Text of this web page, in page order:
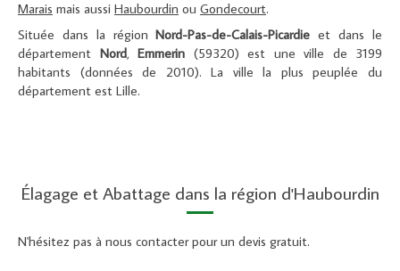
Marais mais aussi Haubourdin ou Gondecourt.
Située dans la régionNord-Pas-de-Calais-Picardie et dans le
département Nord, Emmerin (59320) est une ville de 3199
habitants (données de 2010). La ville la plus peuplée du
département est Lille.
Élagage et Abattage dans la région d'Haubourdin
N'hésitez pas à nous contacter pour un devis gratuit.